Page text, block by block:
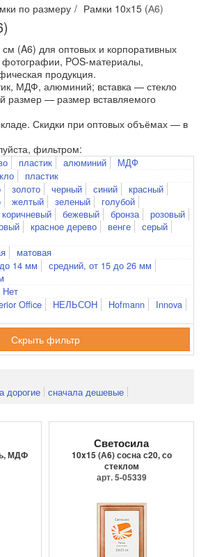
по размеру Рамки 10х15 (А6)
(A6) для оптовых и корпоративных
фотографии, POS-материалы,
продукция.
МДФ, алюминий; вставка — стекло
размер — размер вставляемого
Скидки при оптовых объёмах — в
фильтром:
пластик алюминий МДФ
пластик
золото черный синий
красный
желтый зеленый
голубой
коричневый бежевый бронза
розовый
красное дерево венге
серый
матовая
14 мм
средний, от 15 до 26 мм
Нет
Office НЕЛЬСОН Hofmann
Innova
фильтр
дорогие сначала дешевые
МДФ
Светосила
10x15 (А6) сосна с20, со
стеклом
арт. 5-05339